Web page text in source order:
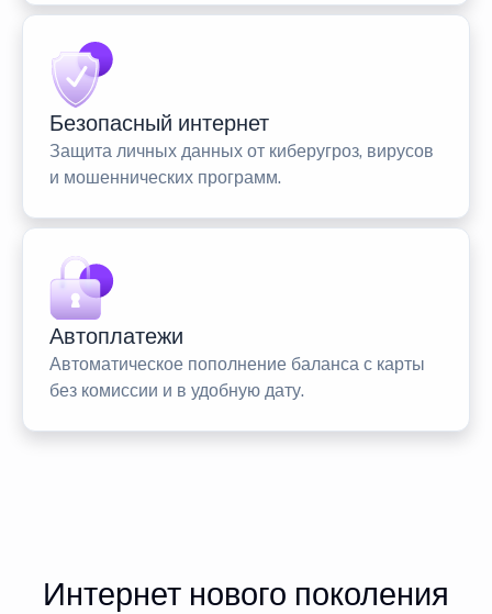
Безопасный интернет
Защита личных данных от киберугроз, вирусов
и мошеннических программ.
Автоплатежи
Автоматическое пополнение баланса с карты
без комиссии и в удобную дату.
Интернет нового поколения